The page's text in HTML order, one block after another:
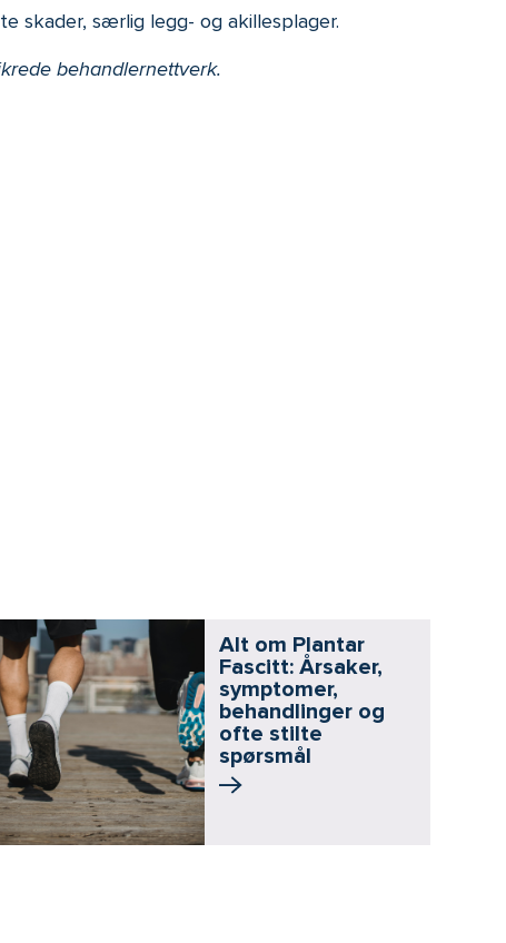
skader, særlig legg- og akillesplager.
behandlernettverk.
Alt om Plantar
Fascitt: Årsaker,
symptomer,
behandlinger og
ofte stilte
spørsmål